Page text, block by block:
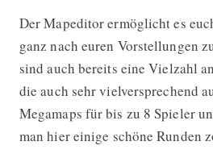
Der Mapeditor ermöglicht es
ganz nach euren Vorstellungen
sind auch bereits eine Vielzahl
die auch sehr vielversprechend
Megamaps für bis zu 8 Spieler
man hier einige schöne Runden